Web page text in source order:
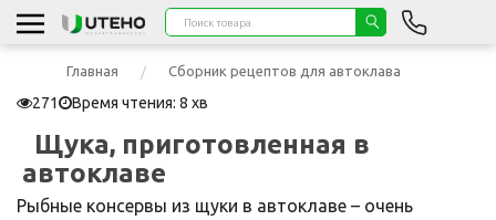
Главная Сборник рецептов для автоклава
271 Время чтения: 8 хв
Щука, приготовленная в
автоклаве
Рыбные консервы из щуки в автоклаве – очень